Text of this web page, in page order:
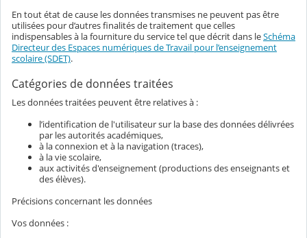
En tout état de cause les données transmises ne peuvent pas être
utilisées pour d’autres finalités de traitement que celles
indispensables à la fourniture du service tel que décrit dans leSchéma
Directeur des Espaces numériques de Travail pour l’enseignement
scolaire (SDET).
Catégories de données traitées
Les données traitées peuvent être relatives à :
l’identification de l'utilisateur sur la base des données délivrées
par les autorités académiques,
à la connexion et à la navigation (traces),
à la vie scolaire,
aux activités d'enseignement (productions des enseignants et
des élèves).
Précisions concernant les données
Vos données :